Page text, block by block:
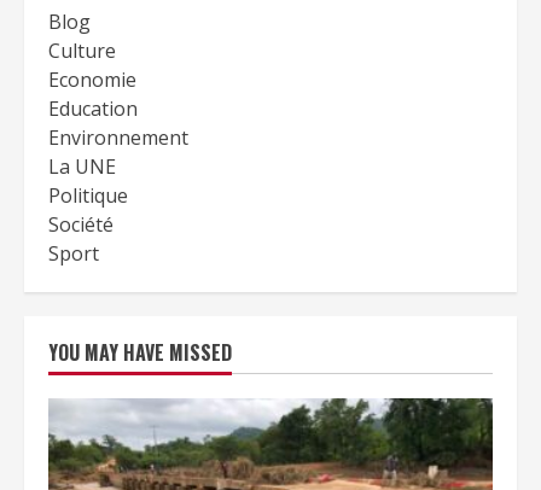
Blog
Culture
Economie
Education
Environnement
La UNE
Politique
Société
Sport
YOU MAY HAVE MISSED